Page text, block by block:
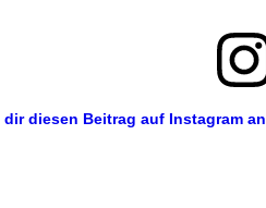
dir diesen Beitrag auf Instagram an